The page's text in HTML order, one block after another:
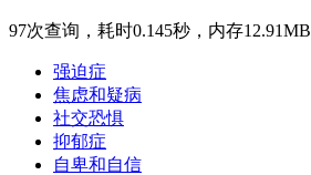
97次查询，耗时0.145秒，内存12.91MB
强迫症
焦虑和疑病
社交恐惧
抑郁症
自卑和自信